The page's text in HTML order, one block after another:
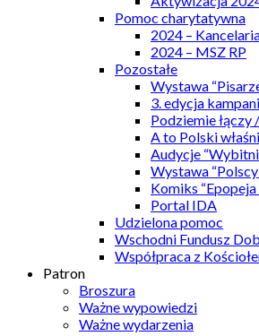
Pomoc charytatywna
2024 –
2024 – MSZ RP
Pozostałe
Wystawa
3. edycja
Podziemie łączy
A to Polski
Audycje
Wystawa
Komiks
Portal IDA
Udzielona pomoc
Wschodni Fundusz
Współpraca z
Patron
Broszura
Ważne wypowiedzi
Ważne wydarzenia